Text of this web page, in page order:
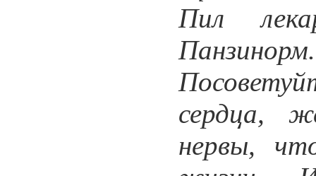
Пил
сердца,
нервы,